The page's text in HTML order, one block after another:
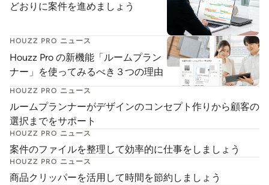
どおりに案件を進めましょう
HOUZZ PRO ニュース
Houzz Pro の新機能「ルームプラン
ナー」を使ってみるべき３つの理由
HOUZZ PRO ニュース
ルームプランナーがデザインのコンセプト作りから顧客の
選択までをサポート
HOUZZ PRO ニュース
案件のファイルを整理して効率的に仕事をしましょう
HOUZZ PRO ニュース
商品クリッパーを活用して時間を節約しましょう